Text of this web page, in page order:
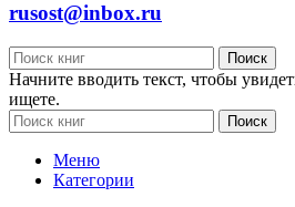
rusost@inbox.ru
Поиск
Начните вводить текст, чтобы
ищете.
Поиск
Меню
Категории